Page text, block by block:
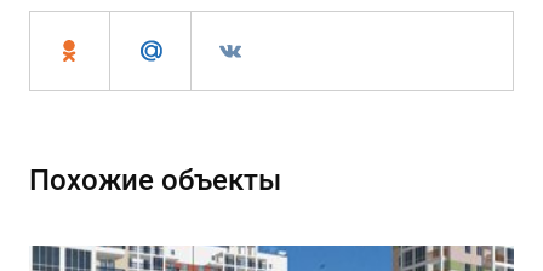
Похожие объекты